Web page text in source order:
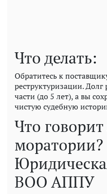
Что делать:
Обратитесь к
реструктуризации. Долг
части (до 5 лет), а вы
чистую судебную
Что
моратории?
ВОО АППУ